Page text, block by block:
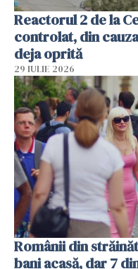
Reactorul 2 de la
controlat, din
deja oprită
29 IULIE 2026
Românii din
bani acasă, dar 7